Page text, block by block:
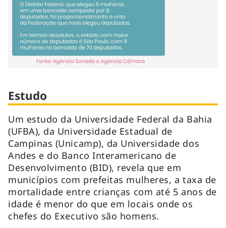
Estudo
Um estudo da Universidade Federal da Bahia
(UFBA), da Universidade Estadual de
Campinas (Unicamp), da Universidade dos
Andes e do Banco Interamericano de
Desenvolvimento (BID), revela que em
municípios com prefeitas mulheres, a taxa de
mortalidade entre crianças com até 5 anos de
idade é menor do que em locais onde os
chefes do Executivo são homens.